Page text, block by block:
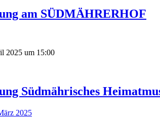
am SÜDMÄHRERHOF
2025 um 15:00
Südmährisches
2025